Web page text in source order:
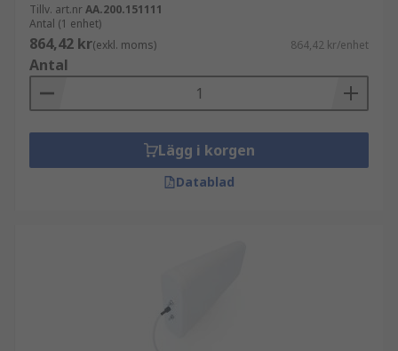
Tillv. art.nrAA.200.151111
Antal (1 enhet)
864,42 kr(exkl. moms) 864,42 kr/enhet
Antal
Lägg i korgen
Datablad